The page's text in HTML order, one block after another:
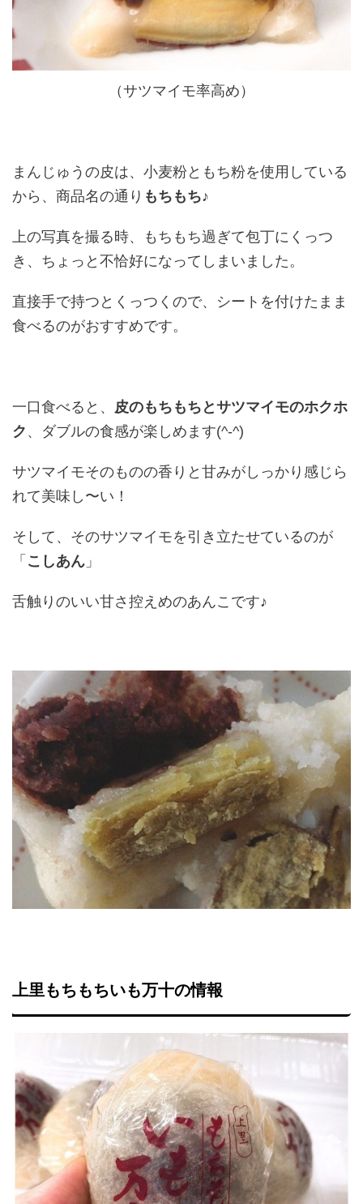
（サツマイモ率高め）
まんじゅうの皮は、小麦粉ともち粉を使用している
から、商品名の通り もちもち♪
上の写真を撮る時、もちもち過ぎて包丁にくっつ
き、ちょっと不恰好になってしまいました。
直接手で持つとくっつくので、シートを付けたまま
食べるのがおすすめです。
一口食べると、 皮のもちもちとサツマイモのホクホ
ク 、ダブルの食感が楽しめます(^-^)
サツマイモそのものの香りと甘みがしっかり感じら
れて美味し〜い！
そして、そのサツマイモを引き立たせているのが
「 こしあん 」
舌触りのいい甘さ控えめのあんこです♪
上里もちもちいも万十の情報